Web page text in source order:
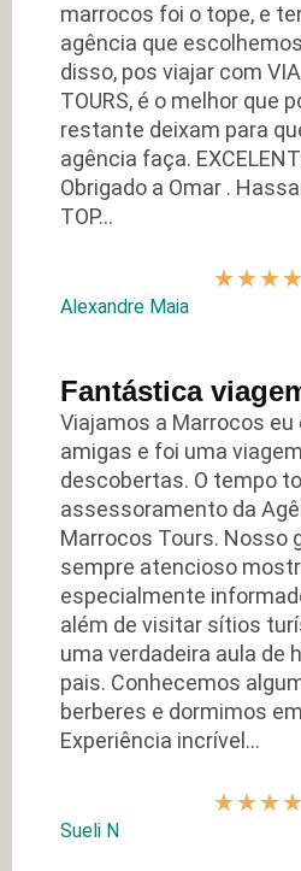
marrocos foi o tope, e
agência que
disso, pos viajar com
TOURS, é o melhor que
restante deixam para
agência faça.
Obrigado a Omar .
TOP…
★★★★
Alexandre Maia
Fantástica
Viajamos a Marrocos
amigas e foi uma
descobertas. O tempo
assessoramento da
Marrocos Tours. Nosso
sempre atencioso
especialmente
além de visitar sítios
uma verdadeira aula de
pais. Conhecemos
berberes e dormimos
Experiência incrível…
★★★★
Sueli N